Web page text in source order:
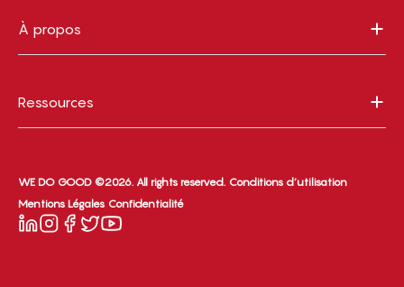
À propos
Ressources
WE DO GOOD ©2026. All rights reserved. Conditions d’utilisation
Mentions Légales Confidentialité